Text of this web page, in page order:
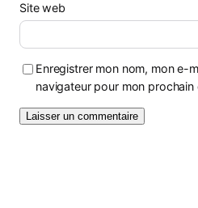
Site web
Enregistrer mon nom, mon e-
navigateur pour mon prochain